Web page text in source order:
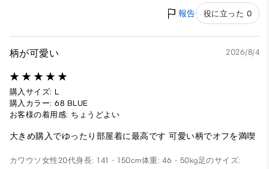
報告 役に立った 0
柄が可愛い 2026/8/4
購入サイズ: L
購入カラー: 68 BLUE
お客様の着用感: ちょうどよい
大きめ購入でゆったり部屋着に最高です 可愛い柄でオフを満喫
カワウソ 女性20代身長: 141 - 150cm体重: 46 - 50kg足のサイズ: